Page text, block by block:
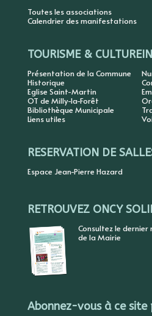
Toutes les associations
Calendrier des manifestations
TOURISME & CULTURE
Présentation de la Commune
Historique
Eglise Saint-Martin
OT de Milly-la-Forêt
Bibliothèque Municipale
Liens utiles
RESERVATION DE
Espace Jean-Pierre Hazard
RETROUVEZ ONCY
Consultez le
de la Mairie
Abonnez-vous à ce